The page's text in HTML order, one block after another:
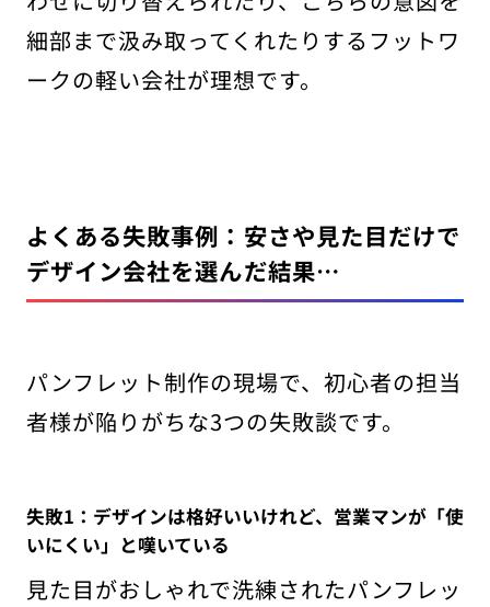
細部まで汲み取ってくれたりするフットワ
ークの軽い会社が理想です。
よくある失敗事例：安さや見た目だけで
デザイン会社を選んだ結果…
パンフレット制作の現場で、初心者の担当
者様が陥りがちな3つの失敗談です。
失敗1：デザインは格好いいけれど、営業マンが「使
いにくい」と嘆いている
見た目がおしゃれで洗練されたパンフレッ